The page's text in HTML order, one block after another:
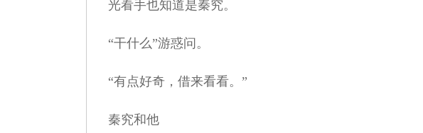
光看手也知道是秦究。
“干什么”游惑问。
“有点好奇，借来看看。”
秦究和他